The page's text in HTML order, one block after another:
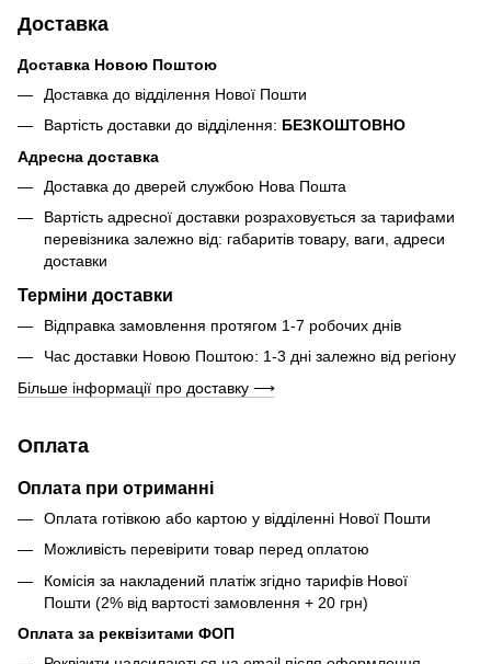
Доставка
Доставка Новою Поштою
Доставка до відділення Нової Пошти
Вартість доставки до відділення: БЕЗКОШТОВНО
Адресна доставка
Доставка до дверей службою Нова Пошта
Вартість адресної доставки розраховується за тарифами
перевізника залежно від: габаритів товару, ваги, адреси
доставки
Терміни доставки
Відправка замовлення протягом 1-7 робочих днів
Час доставки Новою Поштою: 1-3 дні залежно від регіону
Більше інформації про доставку ⟶
Оплата
Оплата при отриманні
Оплата готівкою або картою у відділенні Нової Пошти
Можливість перевірити товар перед оплатою
Комісія за накладений платіж згідно тарифів Нової
Пошти (2% від вартості замовлення + 20 грн)
Оплата за реквізитами ФОП